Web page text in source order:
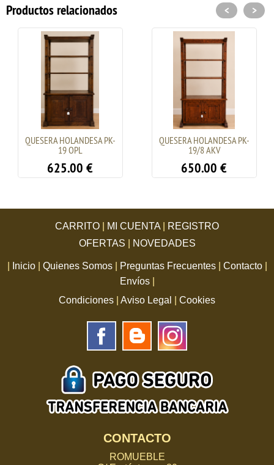
Productos relacionados
QUESERA HOLANDESA PK-
19 OPL
625.00 €
QUESERA HOLANDESA PK-
19/8 AKV
650.00 €
< >
CARRITO MI CUENTA
REGISTRO
OFERTAS
NOVEDADES
Inicio Quienes Somos Preguntas Frecuentes Contacto
Envíos
Condiciones
Aviso Legal Cookies
CONTACTO
ROMUEBLE